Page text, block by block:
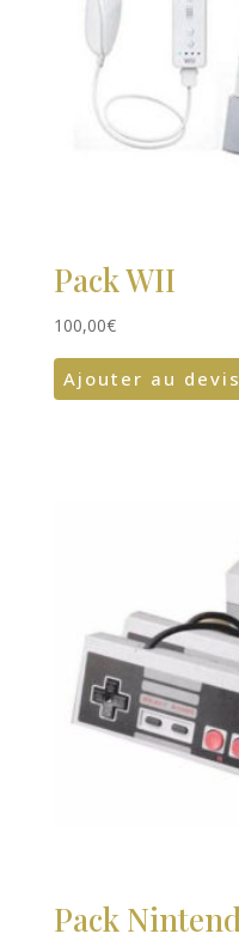
Pack WII
100,00€
Ajouter au devis
Pack